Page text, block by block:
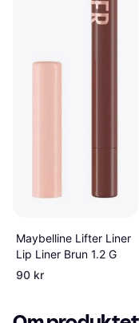
Maybelline Lifter Liner
Lip Liner Brun 1.2 G
90 kr